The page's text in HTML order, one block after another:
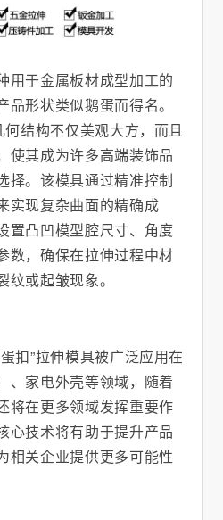
用于金属板材成型加工的
形状类似鹅蛋而得名。
何结构不仅美观大方，而且
使其成为许多高端装饰品
择。该模具通过精准控制
实现复杂曲面的精确成
置凸凹模型腔尺寸、角度
数，确保在拉伸过程中材
或起皱现象。
扣”拉伸模具被广泛应用在
、家电外壳等领域，随着
将在更多领域发挥重要作
心技术将有助于提升产品
相关企业提供更多可能性